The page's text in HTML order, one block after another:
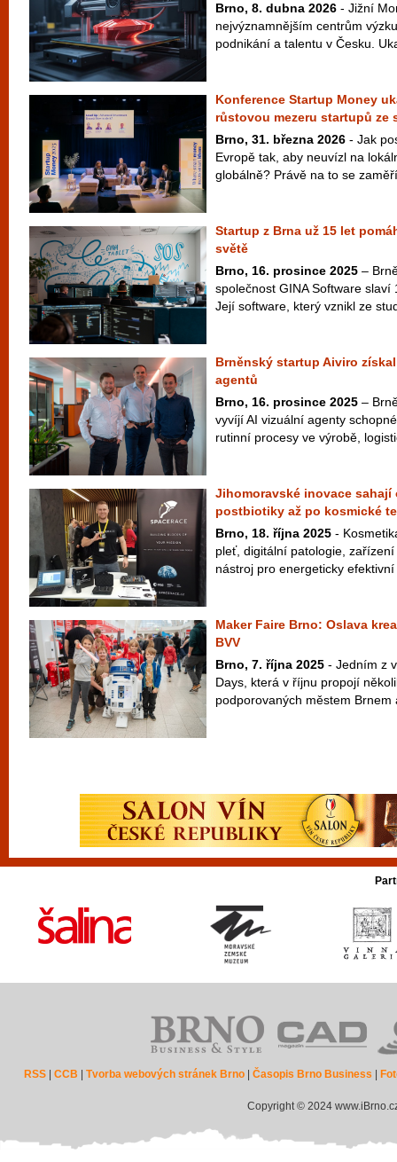
Brno, 8. dubna 2026 - Jižní
nejvýznamnějším centrům
podnikání a talentu v Česku.
Konference Startup Money
růstovou mezeru startupů ze
Brno, 31. března 2026 - Jak
Evropě tak, aby neuvízl na
globálně? Právě na to se
Startup z Brna už 15 let
světě
Brno, 16. prosince 2025 –
společnost GINA Software
Její software, který vznikl ze
Brněnský startup Aiviro
agentů
Brno, 16. prosince 2025 –
vyvíjí AI vizuální agenty
rutinní procesy ve výrobě,
Jihomoravské inovace sahají
postbiotiky až po kosmické
Brno, 18. října 2025 -
pleť, digitální patologie,
nástroj pro energeticky efektivní
Maker Faire Brno: Oslava
BVV
Brno, 7. října 2025 - Jedním z
Days, která v říjnu propojí
podporovaných městem Brnem
RSS |CCB |Tvorba webových stránek Brno |Časopis Brno Business
Copyright © 2024